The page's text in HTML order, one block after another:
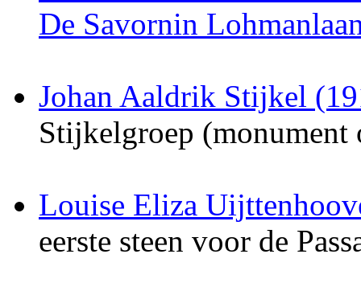
De Savornin
Johan Aaldrik Stijkel
Stijkelgroep (monument
Louise Eliza
eerste steen voor de